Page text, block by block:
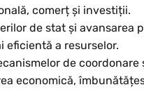
comerț și investiții.
de stat și
eficientă a resurselor.
de
economică,